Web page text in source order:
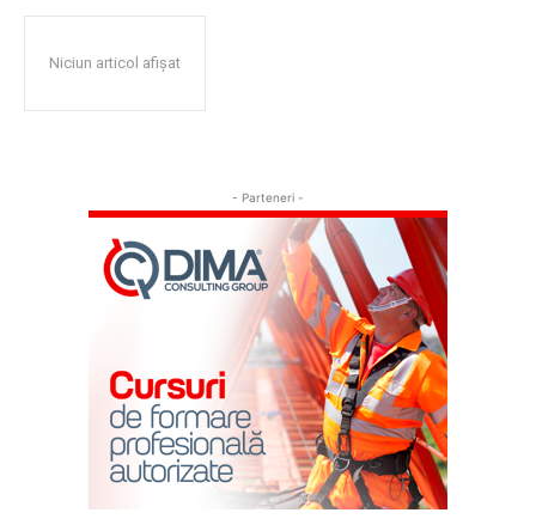
Niciun articol afișat
- Parteneri -